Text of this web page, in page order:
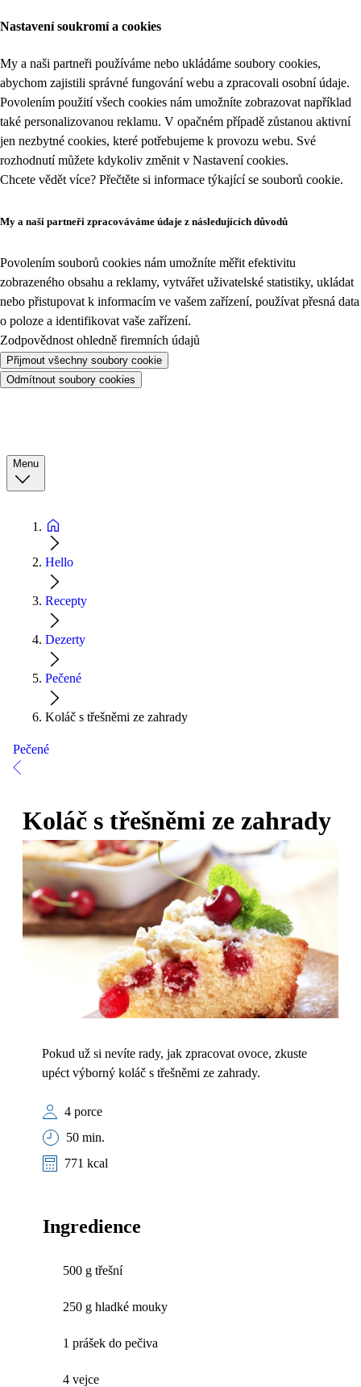
Nastavení soukromí a cookies
My a naši partneři používáme nebo ukládáme soubory cookies,
abychom zajistili správné fungování webu a zpracovali osobní údaje.
Povolením použití všech cookies nám umožníte zobrazovat například
také personalizovanou reklamu. V opačném případě zůstanou aktivní
jen nezbytné cookies, které potřebujeme k provozu webu. Své
rozhodnutí můžete kdykoliv změnit v Nastavení cookies.
Chcete vědět více? Přečtěte si informace týkající se souborů cookie.
My a naši partneři zpracováváme údaje z následujících důvodů
Povolením souborů cookies nám umožníte měřit efektivitu
zobrazeného obsahu a reklamy, vytvářet uživatelské statistiky, ukládat
nebo přistupovat k informacím ve vašem zařízení, používat přesná data
o poloze a identifikovat vaše zařízení.
Zodpovědnost ohledně firemních údajů
Přijmout všechny soubory cookie
Odmítnout soubory cookies
Menu
Hello
Recepty
Dezerty
Pečené
Koláč s třešněmi ze zahrady
Pečené
Koláč s třešněmi ze zahrady
Pokud už si nevíte rady, jak zpracovat ovoce, zkuste
upéct výborný koláč s třešněmi ze zahrady.
4 porce
50 min.
771 kcal
Ingredience
500 g třešní
250 g hladké mouky
1 prášek do pečiva
4 vejce